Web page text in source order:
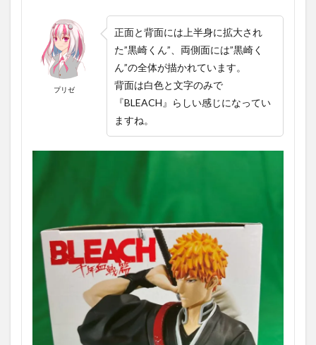
プリゼ
正面と背面には上半身に拡大され
た”黒崎くん”、両側面には”黒崎く
ん”の全体が描かれています。
背面は白色と文字のみで
『BLEACH』らしい感じになってい
ますね。